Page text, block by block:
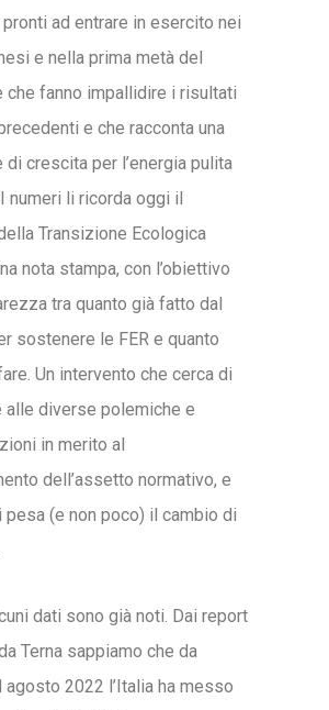
pronti ad entrare in esercito nei
e nella prima metà del
che fanno impallidire i risultati
e che racconta una
di crescita per l’energia pulita
numeri li ricorda oggi il
Transizione Ecologica
nota stampa, con l’obiettivo
tra quanto già fatto dal
sostenere le FER e quanto
Un intervento che cerca di
alle diverse polemiche e
in merito al
dell’assetto normativo, e
pesa (e non poco) il cambio di
dati sono già noti. Dai report
Terna sappiamo che da
agosto 2022 l’Italia ha messo